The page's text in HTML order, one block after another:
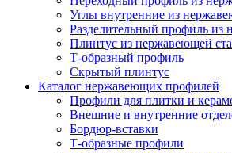
Углы внутренние из
Разделительный профиль из
Плинтус из нержавеющей
Т-образный профиль
Скрытый плинтус
Каталог нержавеющих профилей
Профили для плитки и
Внешние и внутренние
Бордюр-вставки
Т-образные профили